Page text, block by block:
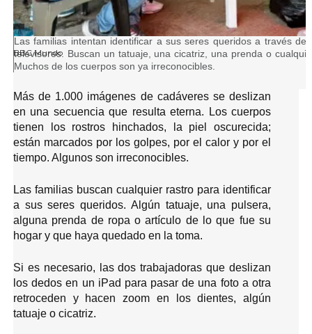
FUENTE DE LA IMAGEN,
BBC Mundo
Pie de foto,
Las familias intentan identificar a sus seres queridos a través
televisores. Buscan un tatuaje, una cicatriz, una prenda o
Muchos de los cuerpos son ya irreconocibles.
Más de 1.000 imágenes de cadáveres se deslizan
en una secuencia que resulta eterna. Los cuerpos
tienen los rostros hinchados, la piel oscurecida;
están marcados por los golpes, por el calor y por el
tiempo. Algunos son irreconocibles.
Las familias buscan cualquier rastro para identificar
a sus seres queridos. Algún tatuaje, una pulsera,
alguna prenda de ropa o artículo de lo que fue su
hogar y que haya quedado en la toma.
Si es necesario, las dos trabajadoras que deslizan
los dedos en un iPad para pasar de una foto a otra
retroceden y hacen zoom en los dientes, algún
tatuaje o cicatriz.